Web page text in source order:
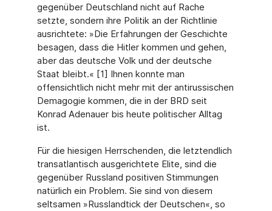
gegenüber Deutschland nicht auf Rache
setzte, sondern ihre Politik an der Richtlinie
ausrichtete: »Die Erfahrungen der Geschichte
besagen, dass die Hitler kommen und gehen,
aber das deutsche Volk und der deutsche
Staat bleibt.« [1] Ihnen konnte man
offensichtlich nicht mehr mit der antirussischen
Demagogie kommen, die in der BRD seit
Konrad Adenauer bis heute politischer Alltag
ist.
Für die hiesigen Herrschenden, die letztendlich
transatlantisch ausgerichtete Elite, sind die
gegenüber Russland positiven Stimmungen
natürlich ein Problem. Sie sind von diesem
seltsamen »Russlandtick der Deutschen«, so